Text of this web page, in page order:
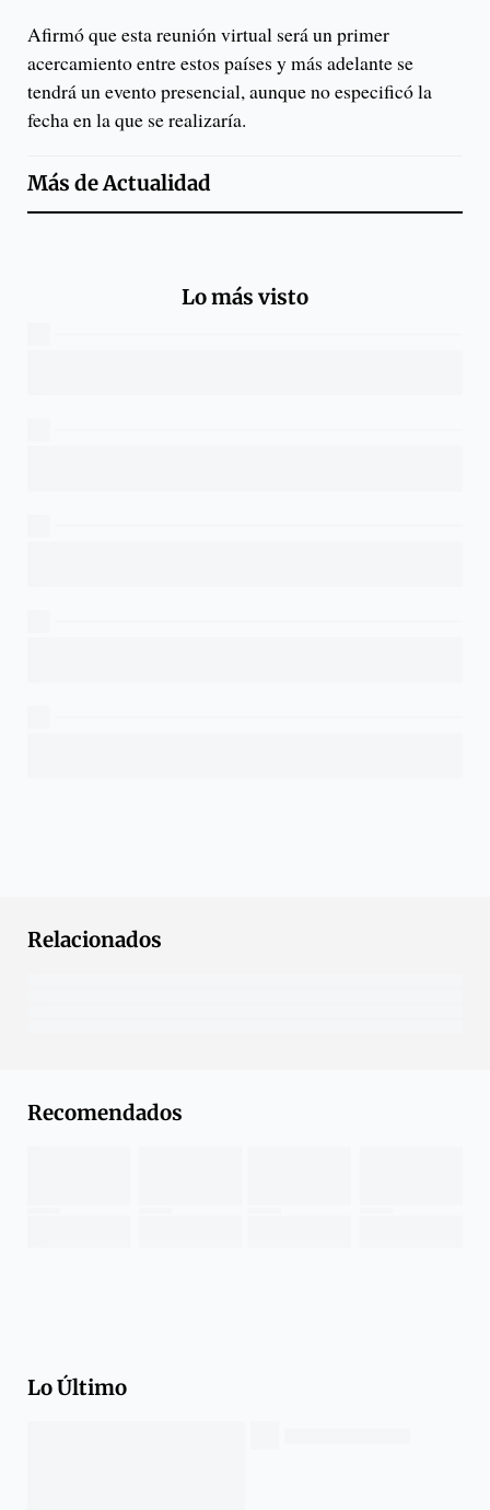
Afirmó que esta reunión virtual será un primer
acercamiento entre estos países y más adelante se
tendrá un evento presencial, aunque no especificó la
fecha en la que se realizaría.
Más deActualidad
Lo más visto
Relacionados
Recomendados
Lo Último